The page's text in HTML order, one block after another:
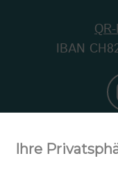
IBAN
Ihre